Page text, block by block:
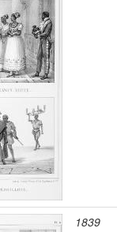
1839